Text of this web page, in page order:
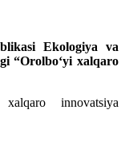
Ekologiya va
“Orolbo‘yi xalqaro
innovatsiya